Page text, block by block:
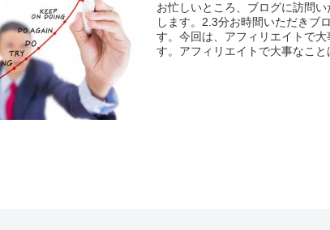
お忙しいところ、ブログに訪問
します。2.3分お時間いただきブ
す。今回は、アフィリエイトで
す。アフィリエイトで大事なこ